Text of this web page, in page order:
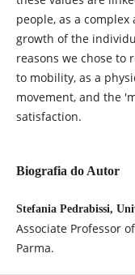
people, as a
growth of the
reasons we chose to
to mobility, as a
movement, and the
satisfaction.
Biografia do Autor
Stefania Pedrabissi,
Associate Professor
Parma.